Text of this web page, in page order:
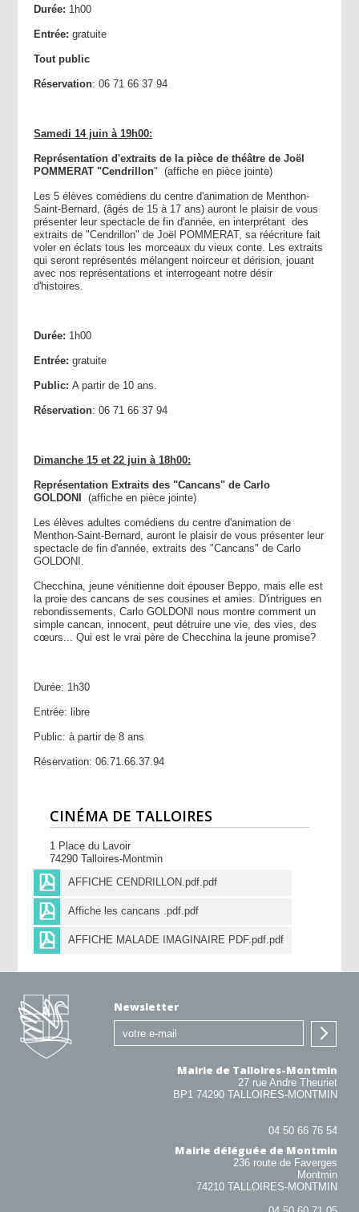
Durée: 1h00
Entrée:gratuite
Tout public
Réservation: 06 71 66 37 94
Samedi 14 juin à 19h00:
Représentation d'extraits de la pièce de théâtre de Joël
POMMERAT "Cendrillon" (affiche en pièce jointe)
Les 5 élèves comédiens du centre d'animation de Menthon-
Saint-Bernard, (âgés de 15 à 17 ans) auront le plaisir de vous
présenter leur spectacle de fin d'année, en interprétant des
extraits de "Cendrillon" de Joël POMMERAT, sa réécriture fait
voler en éclats tous les morceaux du vieux conte. Les extraits
qui seront représentés mélangent noirceur et dérision, jouant
avec nos représentations et interrogeant notre désir
d'histoires.
Durée: 1h00
Entrée:gratuite
Public:A partir de 10 ans.
Réservation: 06 71 66 37 94
Dimanche 15 et 22 juin à 18h00:
Représentation Extraits des "Cancans" de Carlo
GOLDONI
(affiche en pièce jointe)
Les élèves adultes comédiens du centre d'animation de
Menthon-Saint-Bernard, auront le plaisir de vous présenter leur
spectacle de fin d'année, extraits des "Cancans" de Carlo
GOLDONI.
Checchina, jeune vénitienne doit épouser Beppo, mais elle est
la proie des cancans de ses cousines et amies. D'intrigues en
rebondissements, Carlo GOLDONI nous montre comment un
simple cancan, innocent, peut détruire une vie, des vies, des
cœurs... Qui est le vrai père de Checchina la jeune promise?
Durée: 1h30
Entrée: libre
Public: à partir de 8 ans
Réservation: 06.71.66.37.94
CINÉMA DE TALLOIRES
1 Place du Lavoir
74290 Talloires-Montmin
AFFICHE CENDRILLON.pdf.pdf
Affiche les cancans .pdf.pdf
AFFICHE MALADE IMAGINAIRE PDF.pdf.pdf
Newsletter
Mairie de Talloires-Montmin
27 rue Andre Theuriet
BP1 74290 TALLOIRES-MONTMIN
04 50 66 76 54
Mairie déléguée de Montmin
236 route de Faverges
Montmin
74210 TALLOIRES-MONTMIN